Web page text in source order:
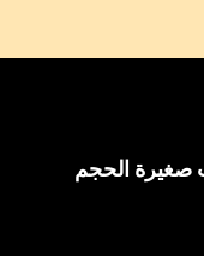
صغيرة الحجم